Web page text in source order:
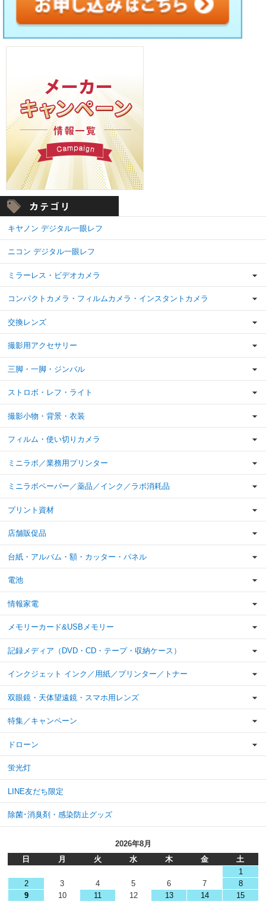
キヤノン デジタル一眼レフ
ニコン デジタル一眼レフ
ミラーレス・ビデオカメラ
コンパクトカメラ・フィルムカメラ・インスタントカメラ
交換レンズ
撮影用アクセサリー
三脚・一脚・ジンバル
ストロボ・レフ・ライト
撮影小物・背景・衣装
フィルム・使い切りカメラ
ミニラボ／業務用プリンター
ミニラボペーパー／薬品／インク／ラボ消耗品
プリント資材
店舗販促品
台紙・アルバム・額・カッター・パネル
電池
情報家電
メモリーカード&USBメモリー
記録メディア（DVD・CD・テープ・収納ケース）
インクジェット インク／用紙／プリンター／トナー
双眼鏡・天体望遠鏡・スマホ用レンズ
特集／キャンペーン
ドローン
蛍光灯
LINE友だち限定
除菌･消臭剤・感染防止グッズ
2026年8月
日
月 火 水 木 金
土
1
2
3 4 5 6 7
8
9
10 11 12 13 14
15